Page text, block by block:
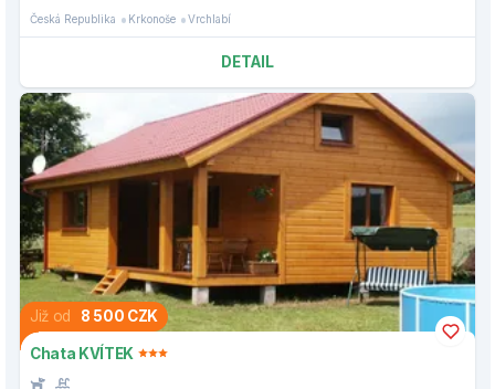
Česká Republika Krkonoše Vrchlabí
DETAIL
Již od 8 500 CZK
Chata KVÍTEK